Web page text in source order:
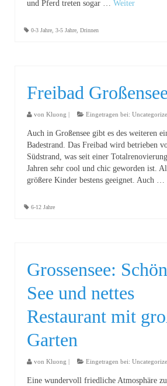
und Pferd treten sogar … Weiter
0-3 Jahre, 3-5 Jahre, Drinnen
Freibad Großensee
von Kluong Eingetragen bei:
Auch in Großensee gibt es des weiteren
Badestrand. Das Freibad wird betrieben
Südstrand, was seit einer
Jahren sehr cool und chic geworden ist.
größere Kinder bestens geeignet. Auch …
6-12 Jahre
Grossensee:
See und nettes
Restaurant mit
Garten
von Kluong Eingetragen bei:
Eine wundervoll friedliche Atmosphäre